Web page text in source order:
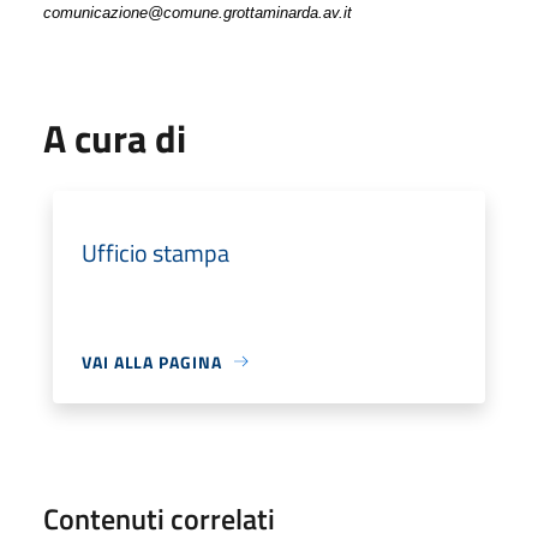
comunicazione@comune.grottaminarda.av.it
A cura di
Ufficio stampa
VAI ALLA PAGINA
Contenuti correlati